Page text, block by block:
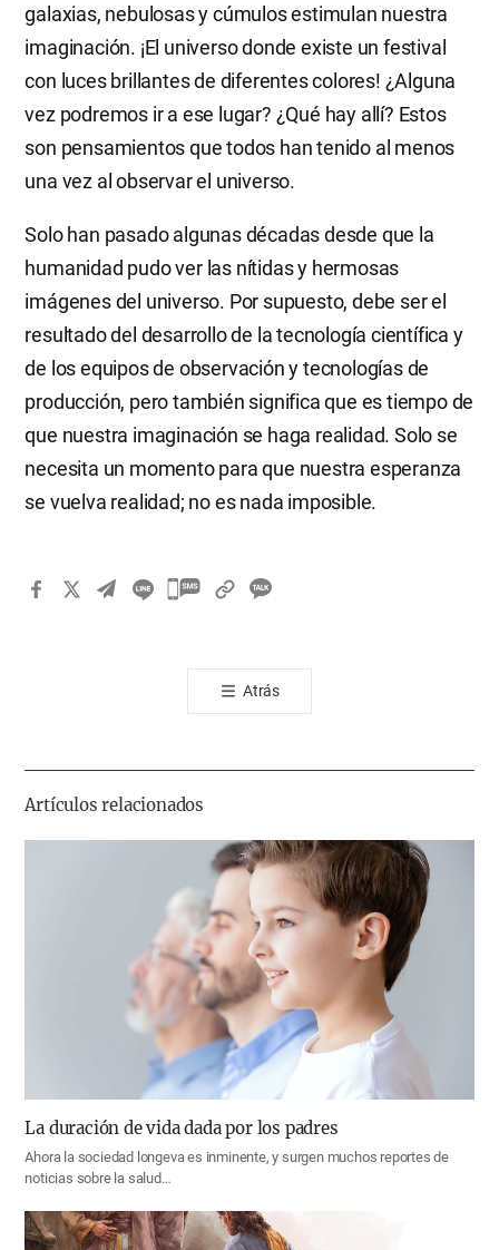
galaxias, nebulosas y cúmulos estimulan nuestra
imaginación. ¡El universo donde existe un festival
con luces brillantes de diferentes colores! ¿Alguna
vez podremos ir a ese lugar? ¿Qué hay allí? Estos
son pensamientos que todos han tenido al menos
una vez al observar el universo.
Solo han pasado algunas décadas desde que la
humanidad pudo ver las nítidas y hermosas
imágenes del universo. Por supuesto, debe ser el
resultado del desarrollo de la tecnología científica y
de los equipos de observación y tecnologías de
producción, pero también significa que es tiempo de
que nuestra imaginación se haga realidad. Solo se
necesita un momento para que nuestra esperanza
se vuelva realidad; no es nada imposible.
카
톡
공
기
Atrás
Artículos relacionados
La duración de vida dada por los padres
Ahora la sociedad longeva es inminente, y surgen muchos reportes de
noticias sobre la salud…